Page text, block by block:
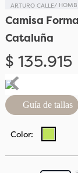
Camisa
Cataluña
$ 135.915
Guía de tallas